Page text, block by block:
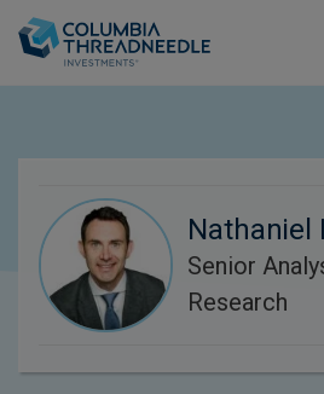
Nathaniel
Senior
Research